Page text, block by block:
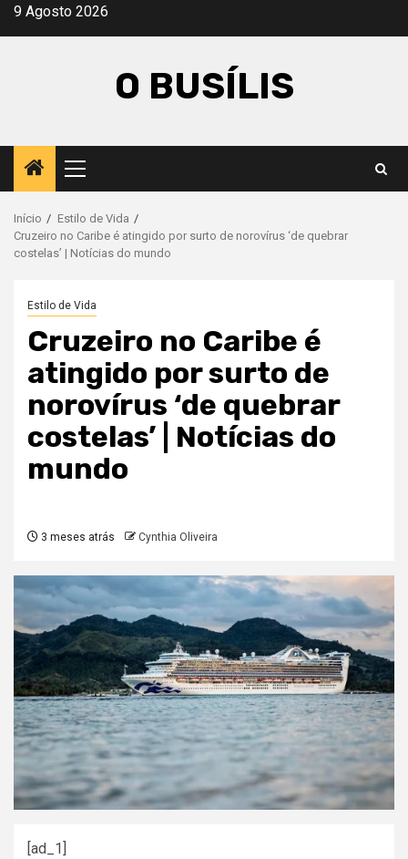
Avançar
9 Agosto 2026
O BUSÍLIS
Menu
principal
Início
Estilo de Vida
Cruzeiro no Caribe é atingido por surto de norovírus ‘de quebrar
costelas’ | Notícias do mundo
Estilo de Vida
Cruzeiro no Caribe é
atingido por surto de
norovírus ‘de quebrar
costelas’ | Notícias do
mundo
3 meses atrás Cynthia Oliveira
[ad_1]